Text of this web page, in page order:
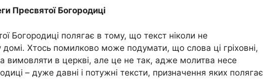
Пресвятої Богородиці
Богородиці полягає в тому, що текст ніколи не
Хтось помилково може подумати, що слова ці гріховні,
вимовляти в церкві, але це не так, адже молитва несе
– дуже давні і потужні тексти, призначення яких полягає